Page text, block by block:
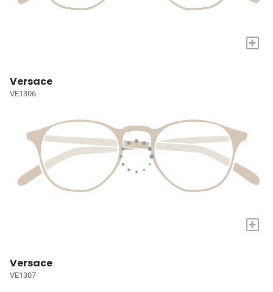
+
Versace
VE1306
+
Versace
VE1307